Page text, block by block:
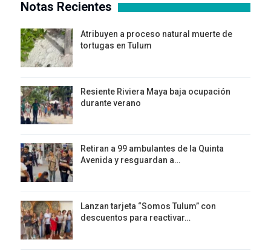
Notas Recientes
Atribuyen a proceso natural muerte de
tortugas en Tulum
Resiente Riviera Maya baja ocupación
durante verano
Retiran a 99 ambulantes de la Quinta
Avenida y resguardan a…
Lanzan tarjeta “Somos Tulum” con
descuentos para reactivar…